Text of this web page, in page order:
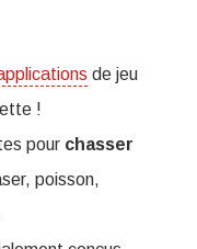
de jeu
!
pour chasser
poisson,